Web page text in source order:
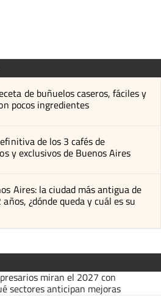
de buñuelos caseros, fáciles y
pocos ingredientes
de los 3 cafés de
y exclusivos de Buenos Aires
Aires: la ciudad más antigua de
¿dónde queda y cuál es su
miran el 2027 con
sectores anticipan mejoras